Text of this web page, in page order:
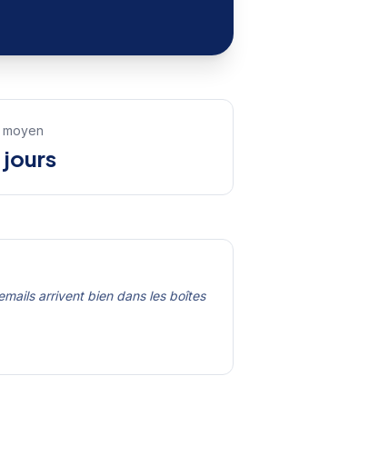
jours
arrivent bien dans les boîtes